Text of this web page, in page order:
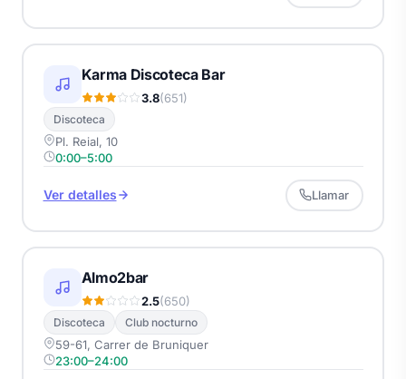
Karma Discoteca Bar
3.8(651)
Discoteca
Pl. Reial, 10
0:00–5:00
Ver detalles Llamar
Almo2bar
2.5(650)
Discoteca Club nocturno
59-61, Carrer de Bruniquer
23:00–24:00